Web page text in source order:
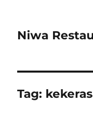
Niwa
Tag: